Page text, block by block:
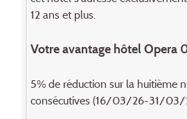
12 ans et plus.
Votre avantage hôtel Opera
5% de réduction sur la huitième
consécutives (16/03/26-31/03/